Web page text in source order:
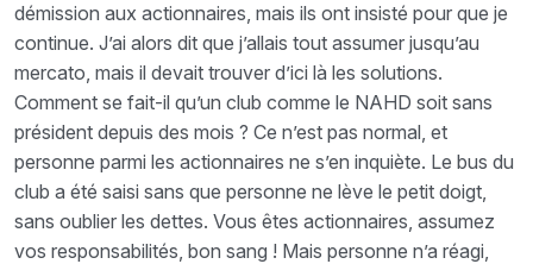
démission aux actionnaires, mais ils ont insisté pour que je
continue. J’ai alors dit que j’allais tout assumer jusqu’au
mercato, mais il devait trouver d’ici là les solutions.
Comment se fait-il qu’un club comme le NAHD soit sans
président depuis des mois ? Ce n’est pas normal, et
personne parmi les actionnaires ne s’en inquiète. Le bus du
club a été saisi sans que personne ne lève le petit doigt,
sans oublier les dettes. Vous êtes actionnaires, assumez
vos responsabilités, bon sang ! Mais personne n’a réagi,